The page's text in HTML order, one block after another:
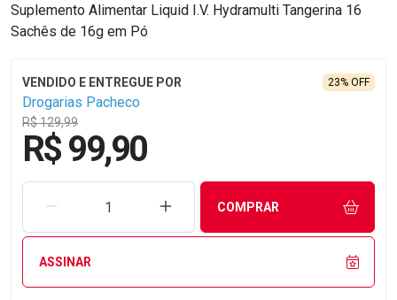
Suplemento Alimentar Liquid I.V. Hydramulti Tangerina 16
Sachês de 16g em Pó
Drogarias Pacheco
R$ 129,99
23% OFF
R$ 99,90
REMOVER UMA UNIDADEAUMENTAR UMA UNIDADE
COMPRAR
ASSINAR